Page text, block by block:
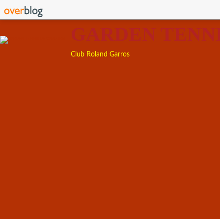
GARDEN
Club Roland Garros